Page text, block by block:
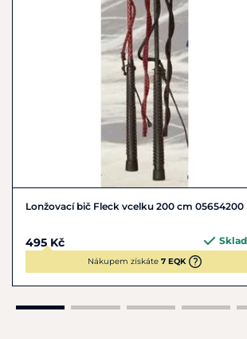
Lonžovací bič Fleck vcelku 200 cm 05654200
495 Kč
Nákupem získáte 7 EQK